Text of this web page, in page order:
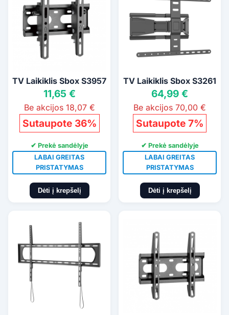
TV Laikiklis Sbox S3957
11,65 €
Be akcijos 18,07 €
Sutaupote 36%
✔ Prekė sandėlyje
LABAI GREITAS
PRISTATYMAS
Dėti į krepšelį
TV Laikiklis Sbox S3261
64,99 €
Be akcijos 70,00 €
Sutaupote 7%
✔ Prekė sandėlyje
LABAI GREITAS
PRISTATYMAS
Dėti į krepšelį